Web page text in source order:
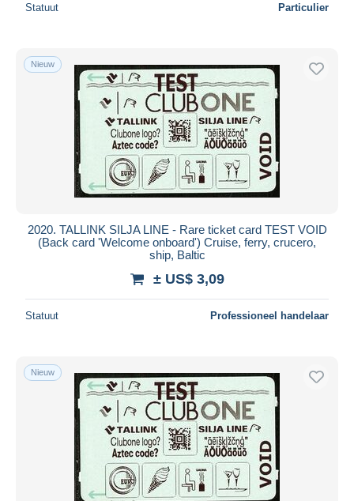
Woonplaats van de verkoper
Toepassen
Statuut Particulier
Nieuw
2020. TALLINK SILJA LINE - Rare ticket card TEST VOID
(Back card 'Welcome onboard') Cruise, ferry, crucero,
ship, Baltic
± US$ 3,09
Statuut Professioneel handelaar
Nieuw